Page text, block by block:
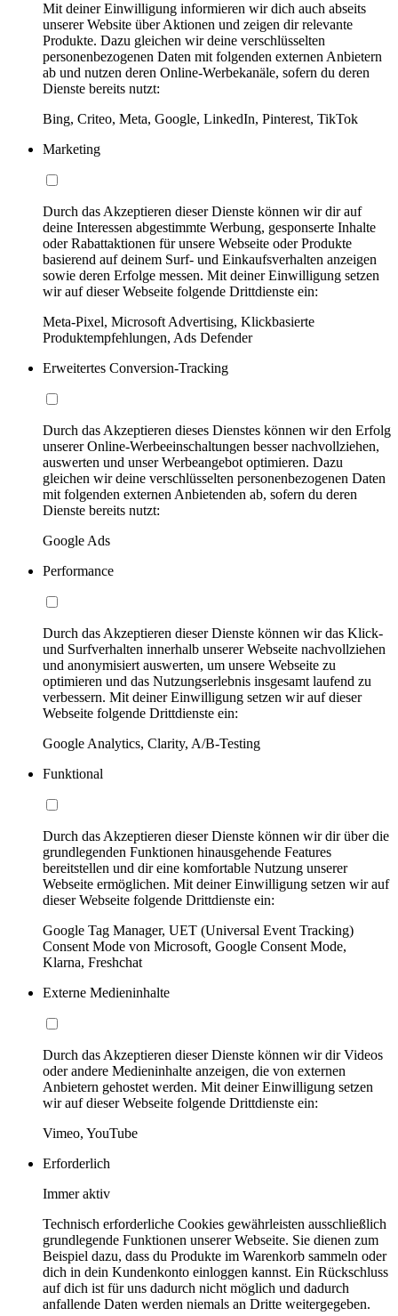
Mit deiner Einwilligung informieren wir dich auch abseits
unserer Website über Aktionen und zeigen dir relevante
Produkte. Dazu gleichen wir deine verschlüsselten
personenbezogenen Daten mit folgenden externen Anbietern
ab und nutzen deren Online-Werbekanäle, sofern du deren
Dienste bereits nutzt:
Bing, Criteo, Meta, Google, LinkedIn, Pinterest, TikTok
Marketing
Durch das Akzeptieren dieser Dienste können wir dir auf
deine Interessen abgestimmte Werbung, gesponserte Inhalte
oder Rabattaktionen für unsere Webseite oder Produkte
basierend auf deinem Surf- und Einkaufsverhalten anzeigen
sowie deren Erfolge messen. Mit deiner Einwilligung setzen
wir auf dieser Webseite folgende Drittdienste ein:
Meta-Pixel, Microsoft Advertising, Klickbasierte
Produktempfehlungen, Ads Defender
Erweitertes Conversion-Tracking
Durch das Akzeptieren dieses Dienstes können wir den Erfolg
unserer Online-Werbeeinschaltungen besser nachvollziehen,
auswerten und unser Werbeangebot optimieren. Dazu
gleichen wir deine verschlüsselten personenbezogenen Daten
mit folgenden externen Anbietenden ab, sofern du deren
Dienste bereits nutzt:
Google Ads
Performance
Durch das Akzeptieren dieser Dienste können wir das Klick-
und Surfverhalten innerhalb unserer Webseite nachvollziehen
und anonymisiert auswerten, um unsere Webseite zu
optimieren und das Nutzungserlebnis insgesamt laufend zu
verbessern. Mit deiner Einwilligung setzen wir auf dieser
Webseite folgende Drittdienste ein:
Google Analytics, Clarity, A/B-Testing
Funktional
Durch das Akzeptieren dieser Dienste können wir dir über die
grundlegenden Funktionen hinausgehende Features
bereitstellen und dir eine komfortable Nutzung unserer
Webseite ermöglichen. Mit deiner Einwilligung setzen wir auf
dieser Webseite folgende Drittdienste ein:
Google Tag Manager, UET (Universal Event Tracking)
Consent Mode von Microsoft, Google Consent Mode,
Klarna, Freshchat
Externe Medieninhalte
Durch das Akzeptieren dieser Dienste können wir dir Videos
oder andere Medieninhalte anzeigen, die von externen
Anbietern gehostet werden. Mit deiner Einwilligung setzen
wir auf dieser Webseite folgende Drittdienste ein:
Vimeo, YouTube
Erforderlich
Immer aktiv
Technisch erforderliche Cookies gewährleisten ausschließlich
grundlegende Funktionen unserer Webseite. Sie dienen zum
Beispiel dazu, dass du Produkte im Warenkorb sammeln oder
dich in dein Kundenkonto einloggen kannst. Ein Rückschluss
auf dich ist für uns dadurch nicht möglich und dadurch
anfallende Daten werden niemals an Dritte weitergegeben.